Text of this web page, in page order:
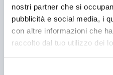
nostri partner che si
pubblicità e social media, i
con altre informazioni che
raccolto dal tuo utilizzo dei
Email
Ho letto e accetto Condizioni